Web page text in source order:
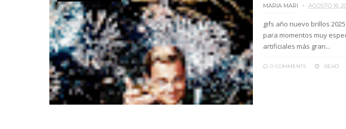
MARIA MARI AGOSTO 16,
gifs año nuevo brillos
para momentos muy
artificiales más gran...
0 COMMENTS READ